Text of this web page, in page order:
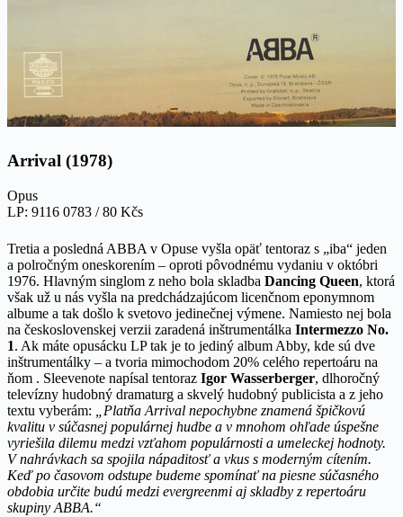
Arrival (1978)
Opus
LP: 9116 0783 / 80 Kčs
Tretia a posledná ABBA v Opuse vyšla opäť tentoraz s „iba“ jeden
a polročným oneskorením – oproti pôvodnému vydaniu v októbri
1976. Hlavným singlom z neho bola skladba Dancing Queen, ktorá
však už u nás vyšla na predchádzajúcom licenčnom eponymnom
albume a tak došlo k svetovo jedinečnej výmene. Namiesto nej bola
na československej verzii zaradená inštrumentálka Intermezzo No.
1. Ak máte opusácku LP tak je to jediný album Abby, kde sú dve
inštrumentálky – a tvoria mimochodom 20% celého repertoáru na
ňom . Sleevenote napísal tentoraz Igor Wasserberger, dlhoročný
televízny hudobný dramaturg a skvelý hudobný publicista a z jeho
textu vyberám:
„Platňa Arrival nepochybne znamená špičkovú
kvalitu v súčasnej populárnej hudbe a v mnohom ohľade úspešne
vyriešila dilemu medzi vzťahom populárnosti a umeleckej hodnoty.
V nahrávkach sa spojila nápaditosť a vkus s moderným cítením.
Keď po časovom odstupe budeme spomínať na piesne súčasného
obdobia určite budú medzi evergreenmi aj skladby z repertoáru
skupiny ABBA.“